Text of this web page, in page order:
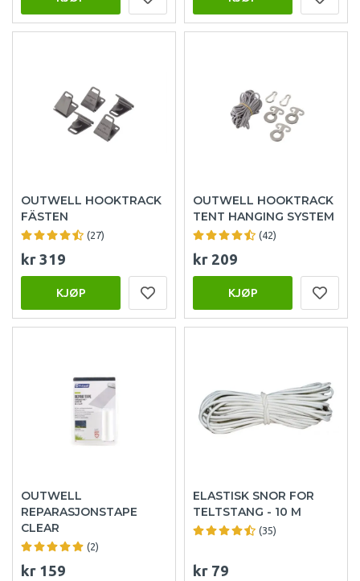
OUTWELL HOOKTRACK
FÄSTEN
(27)
kr 319
KJØP
OUTWELL HOOKTRACK
TENT HANGING SYSTEM
(42)
kr 209
KJØP
OUTWELL
REPARASJONSTAPE
CLEAR
(2)
kr 159
ELASTISK SNOR FOR
TELTSTANG - 10 M
(35)
kr 79